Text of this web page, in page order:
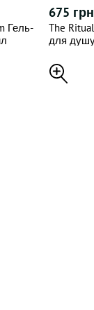
Гель-
675 грн
The
для